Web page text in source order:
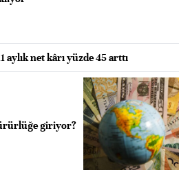
aylık net kârı yüzde 45 arttı
giriyor?